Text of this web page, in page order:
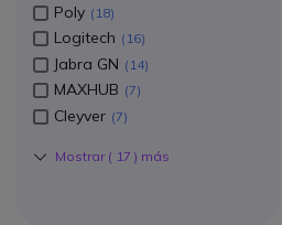
Poly 18
Logitech 16
Jabra GN 14
MAXHUB 7
Cleyver 7
Mostrar ( 17 ) más